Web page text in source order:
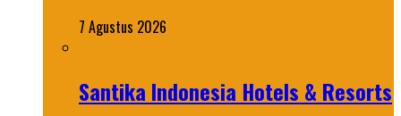
7 Agustus 2026
Santika Indonesia Hotels & Resorts